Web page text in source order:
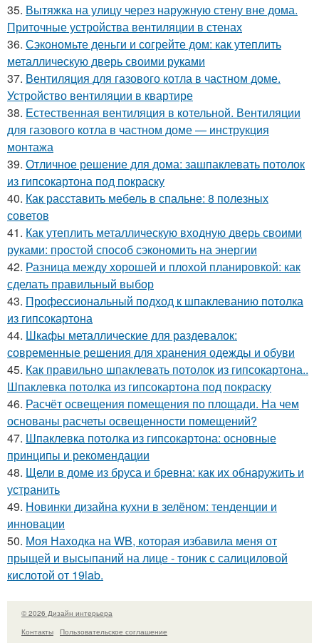
35. Вытяжка на улицу через наружную стену вне дома.
Приточные устройства вентиляции в стенах
36. Сэкономьте деньги и согрейте дом: как утеплить
металлическую дверь своими руками
37. Вентиляция для газового котла в частном доме.
Устройство вентиляции в квартире
38. Естественная вентиляция в котельной. Вентиляции
для газового котла в частном доме — инструкция
монтажа
39. Отличное решение для дома: зашпаклевать потолок
из гипсокартона под покраску
40. Как расставить мебель в спальне: 8 полезных
советов
41. Как утеплить металлическую входную дверь своими
руками: простой способ сэкономить на энергии
42. Разница между хорошей и плохой планировкой: как
сделать правильный выбор
43. Профессиональный подход к шпаклеванию потолка
из гипсокартона
44. Шкафы металлические для раздевалок:
современные решения для хранения одежды и обуви
45. Как правильно шпаклевать потолок из гипсокартона..
Шпаклевка потолка из гипсокартона под покраску
46. Расчёт освещения помещения по площади. На чем
основаны расчеты освещенности помещений?
47. Шпаклевка потолка из гипсокартона: основные
принципы и рекомендации
48. Щели в доме из бруса и бревна: как их обнаружить и
устранить
49. Новинки дизайна кухни в зелёном: тенденции и
инновации
50. Моя Находка на WB, которая избавила меня от
прыщей и высыпаний на лице - тоник с салициловой
кислотой от 19lab.
© 2026 Дизайн интерьера
Контакты
Пользовательское соглашение